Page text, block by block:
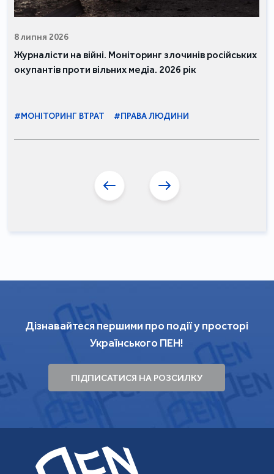
8 липня 2026
Журналісти на війні. Моніторинг злочинів російських
окупантів проти вільних медіа. 2026 рік
#МОНІТОРИНГ ВТРАТ #ПРАВА ЛЮДИНИ
Дізнавайтеся першими про події у просторі
Українського ПЕН!
ПІДПИСАТИСЯ НА РОЗСИЛКУ